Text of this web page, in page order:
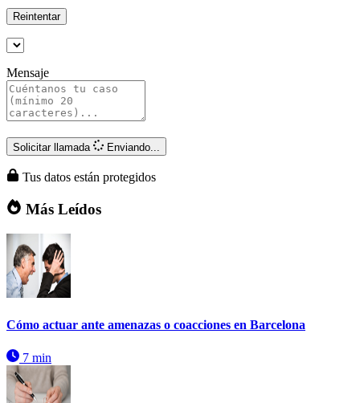
Reintentar
Mensaje
Solicitar llamada Enviando...
Tus datos están protegidos
Más Leídos
Cómo actuar ante amenazas o coacciones en Barcelona
7 min